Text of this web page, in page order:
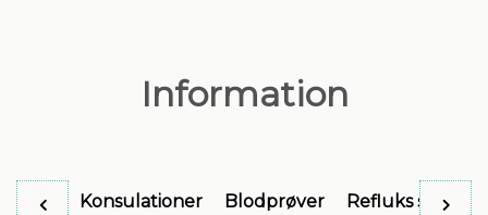
Information
Konsulationer Blodprøver Refluks